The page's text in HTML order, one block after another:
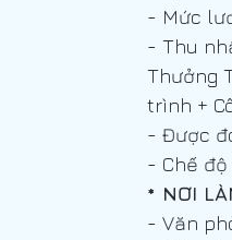
- Mức
- Thu
Thưởng
trình +
- Được
- Chế độ
* NƠI
- Văn